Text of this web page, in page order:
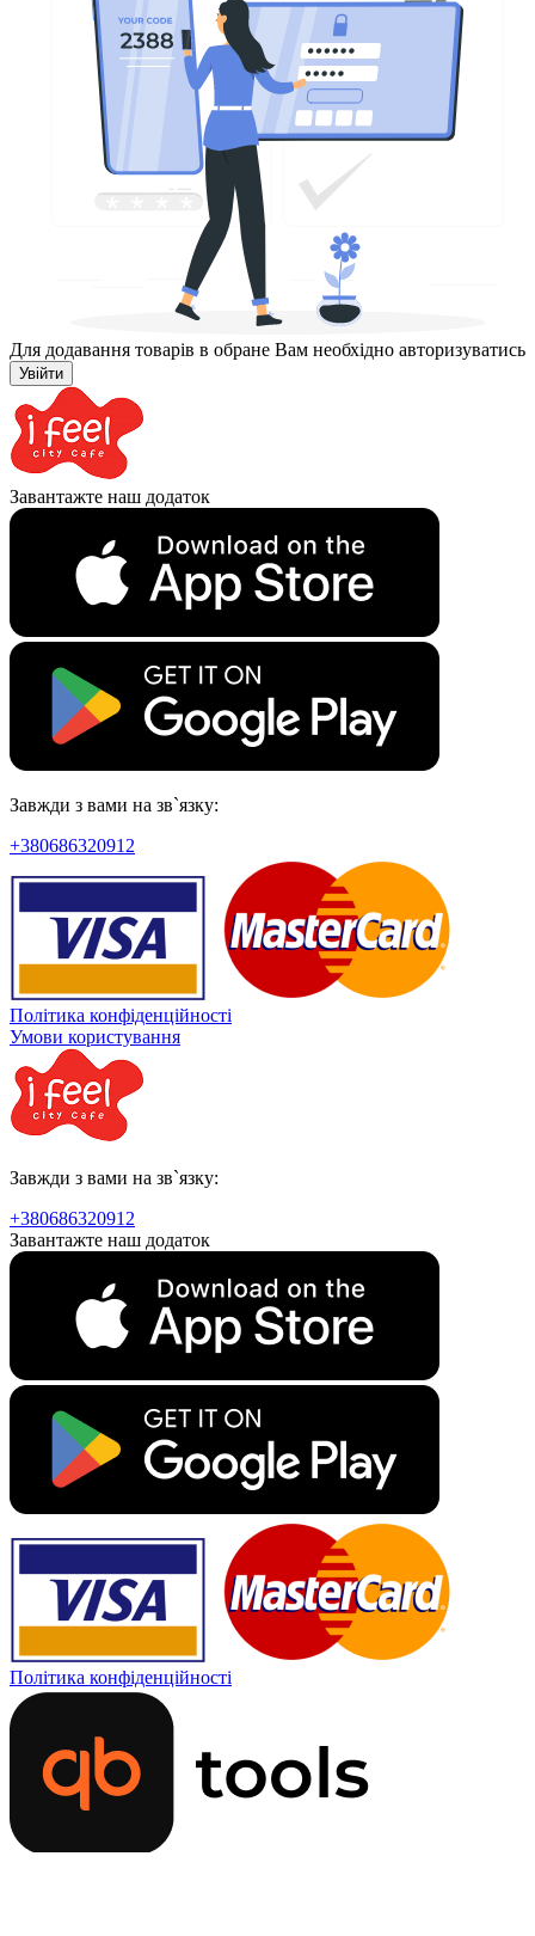
Для додавання товарів в обране Вам необхідно авторизуватись
Увійти
Завантажте наш додаток
Завжди з вами на зв`язку:
+380686320912
Політика конфіденційності
Умови користування
Завжди з вами на зв`язку:
+380686320912
Завантажте наш додаток
Політика конфіденційності